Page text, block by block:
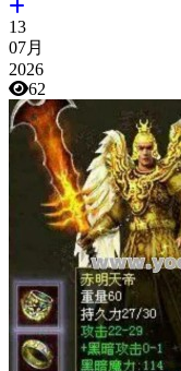
13
07月
2026
62